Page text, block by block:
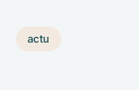
actu